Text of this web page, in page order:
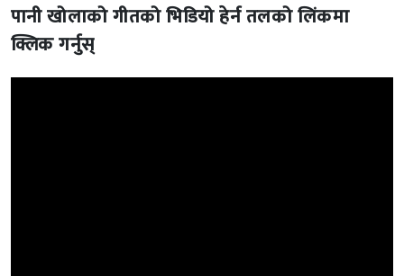
पानी खोलाको गीतको भिडियो हेर्न तलको लिंकमा
क्लिक गर्नुस्